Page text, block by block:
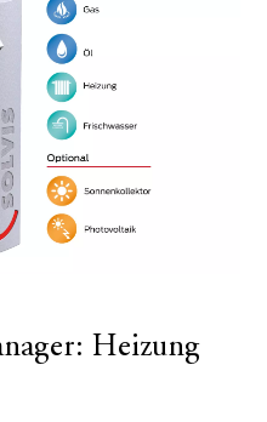
Heizung